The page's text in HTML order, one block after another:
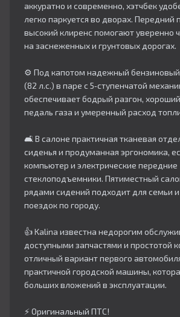
аккуратно и современно, хэтчбек
легко паркуется во дворах. Передний
высокий клиренс помогают уверенно
на заснеженных и грунтовых дорогах.​
⚙️ Под капотом надежный бензиновый
(82 л.с.) в паре с 5‑ступенчатой
обеспечивает бодрый разгон,
педаль газа и умеренный расход
🛋 В салоне практичная тканевая
сиденья и продуманная эргономика,
компьютер и электрические передние
стеклоподъемники. Пятиместный
рядами сидений подходит для семьи
поездок по городу.​
👍 Kalina известна недорогим
доступными запчастями и простотой
отличный вариант первого
практичной городской машины,
больших вложений в эксплуатации.
⚡ Оригинальный ПТС!